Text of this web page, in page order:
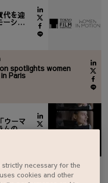
代を迎
ーショ
spotlights women
Paris
ウーマ
ムの最
necessary for the
cookies and other